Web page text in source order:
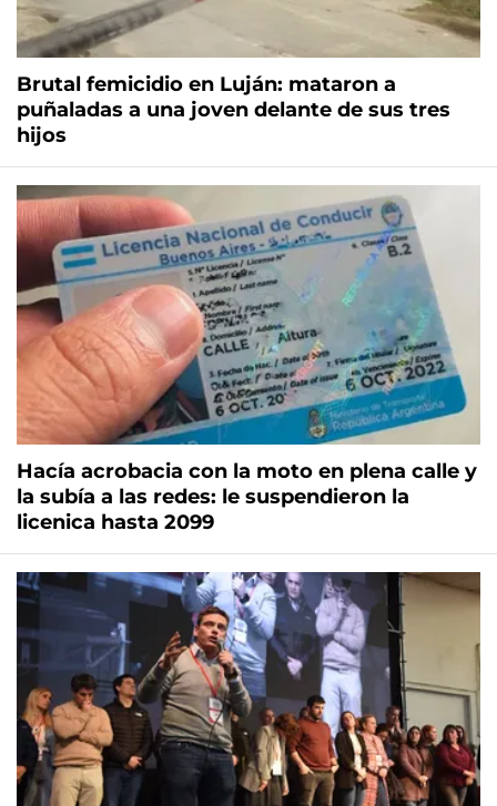
Brutal femicidio en Luján: mataron a
puñaladas a una joven delante de sus tres
hijos
Hacía acrobacia con la moto en plena calle y
la subía a las redes: le suspendieron la
licenica hasta 2099